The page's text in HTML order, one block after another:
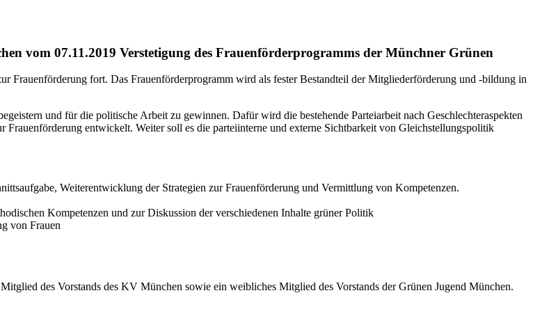
vom 07.11.2019 Verstetigung des Frauenförderprogramms der Münchner Grünen
Frauenförderung fort. Das Frauenförderprogramm wird als fester Bestandteil der Mitgliederförderung und -bildung in
und für die politische Arbeit zu gewinnen. Dafür wird die bestehende Parteiarbeit nach Geschlechteraspekten
entwickelt. Weiter soll es die parteiinterne und externe Sichtbarkeit von Gleichstellungspolitik
Weiterentwicklung der Strategien zur Frauenförderung und Vermittlung von Kompetenzen.
Kompetenzen und zur Diskussion der verschiedenen Inhalte grüner Politik
von Frauen
des Vorstands des KV München sowie ein weibliches Mitglied des Vorstands der Grünen Jugend München.